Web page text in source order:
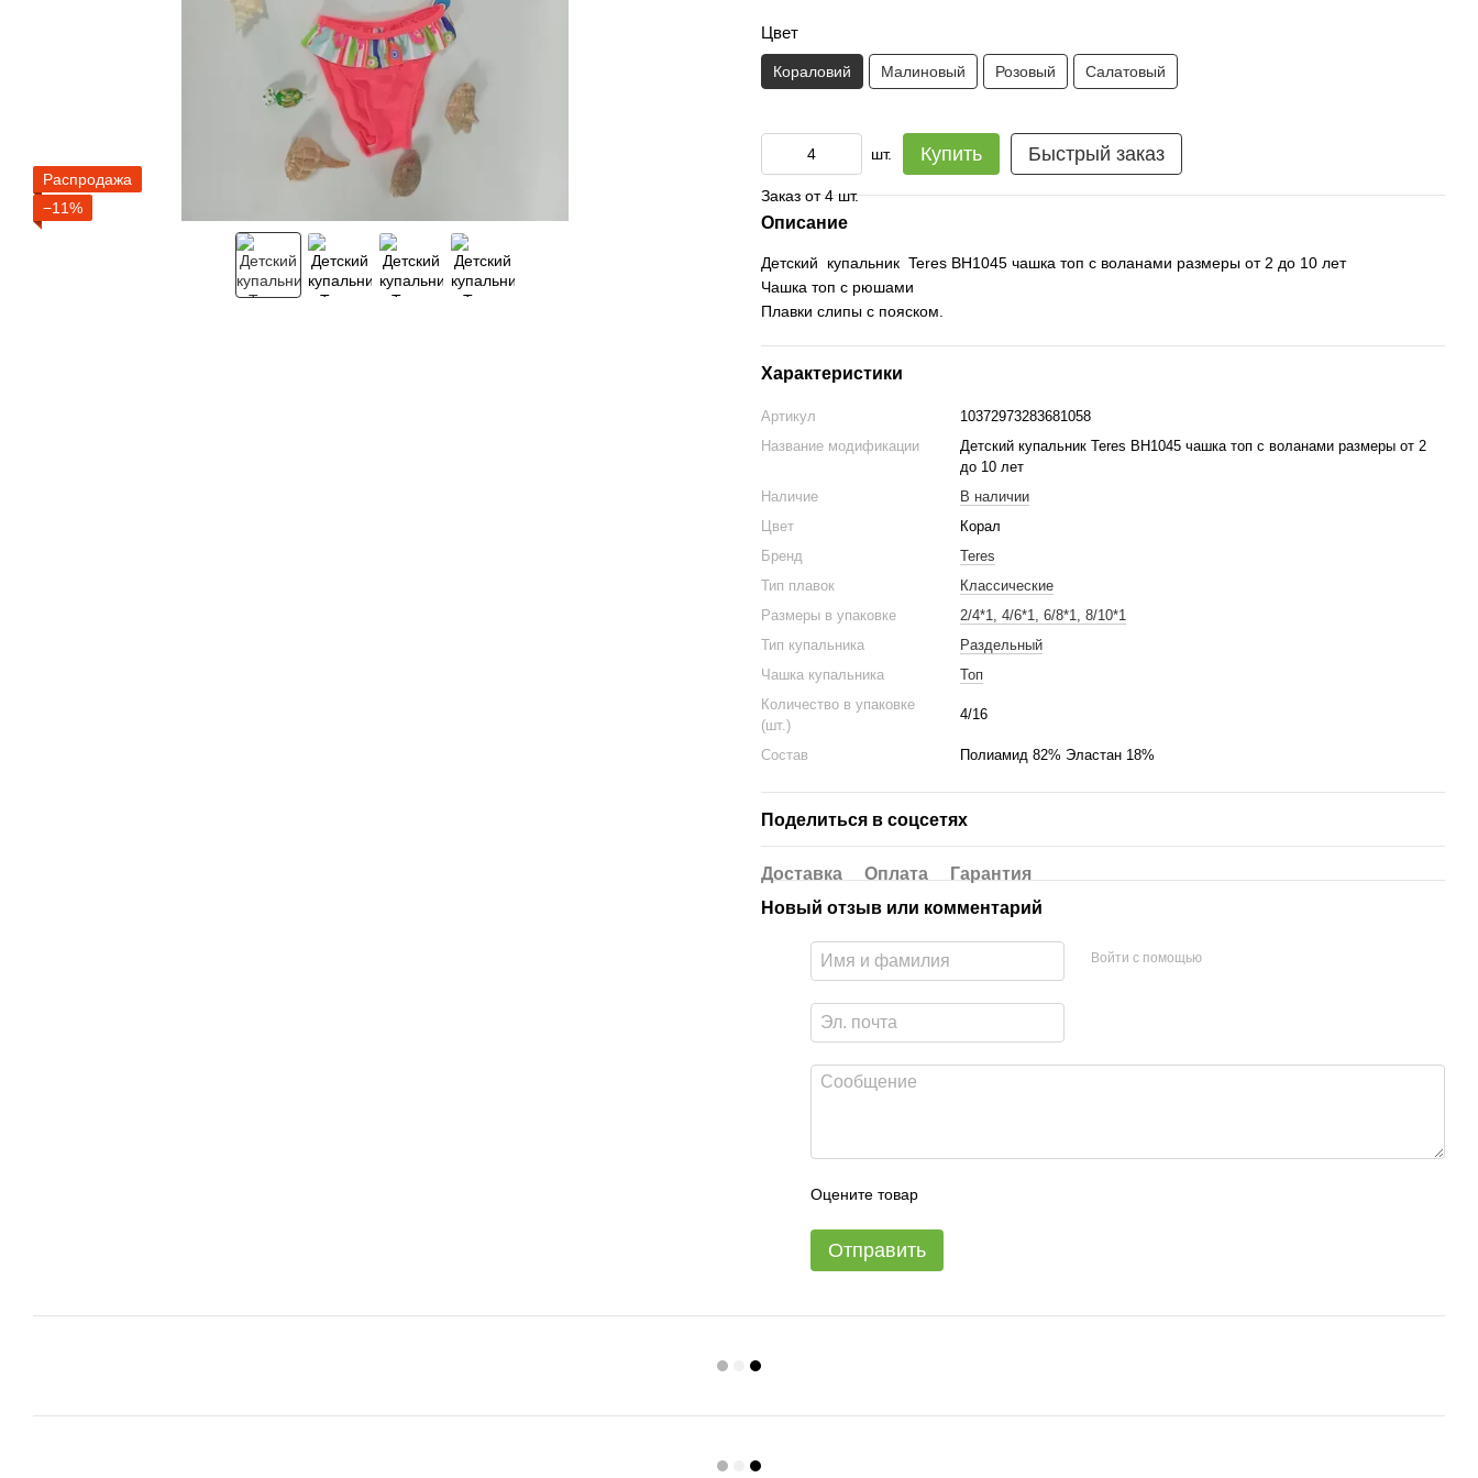
Распродажа
−11%
Цвет
Кораловий Малиновый Розовый Салатовый
шт. Купить Быстрый заказ
Заказ от 4 шт.
Описание
Детский купальник Teres BH1045 чашка топ c воланами размеры от 2 до 10 лет
Чашка топ с рюшами
Плавки слипы с пояском.
Характеристики
Артикул
10372973283681058
Название модификации
Детский купальник Teres BH1045 чашка топ c воланами размеры от 2
до 10 лет
Наличие
В наличии
Цвет
Корал
Бренд
Teres
Тип плавок
Классические
Размеры в упаковке
2/4*1, 4/6*1, 6/8*1, 8/10*1
Тип купальника
Раздельный
Чашка купальника
Топ
Количество в упаковке
(шт.)
4/16
Состав Полиамид 82% Эластан 18%
Поделиться в соцсетях
Доставка Оплата
Гарантия
Новый отзыв или комментарий
Войти с помощью
Оцените товар
Отправить